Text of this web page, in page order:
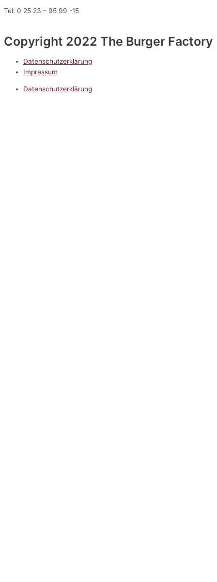
Tel: 0 25 23 – 95 99 -15
Copyright 2022 The Burger Factory
Datenschutzerklärung
Impressum
Datenschutzerklärung